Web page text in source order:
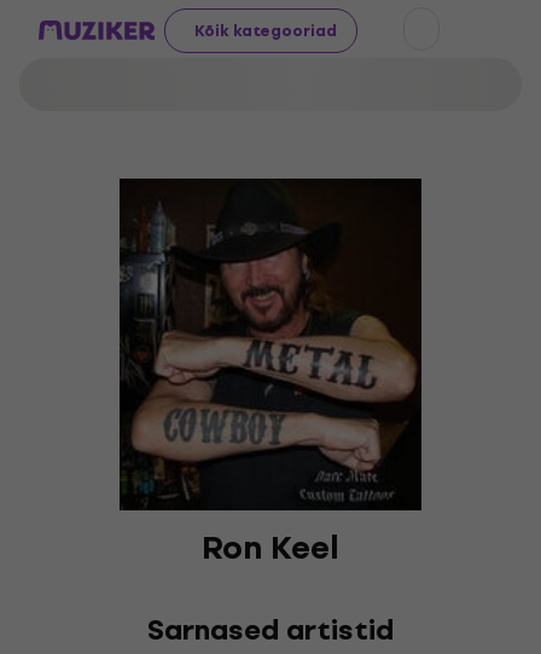
Kõik kategooriad
Ron Keel
Sarnased artistid